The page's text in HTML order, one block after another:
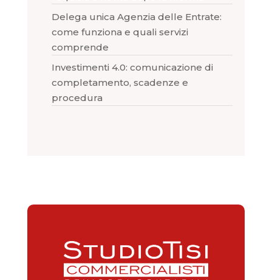
Delega unica Agenzia delle Entrate:
come funziona e quali servizi
comprende
Investimenti 4.0: comunicazione di
completamento, scadenze e
procedura